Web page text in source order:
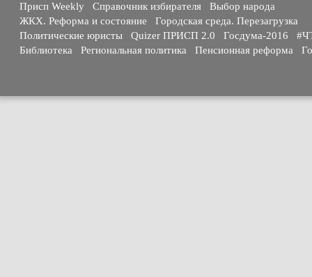
Присп Weekly
Справочник избирателя
Выбор народа
ЖКХ. Реформа и состояние
Городская среда. Перезагрузка
Политические юристы
Quizer ПРИСП 2.0 Госдума-2016
Библиотека
Региональная политика Пенсионная реформа